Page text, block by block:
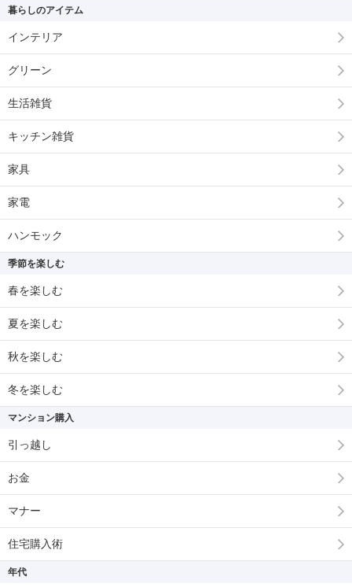
暮らしのアイテム
インテリア
グリーン
生活雑貨
キッチン雑貨
家具
家電
ハンモック
季節を楽しむ
春を楽しむ
夏を楽しむ
秋を楽しむ
冬を楽しむ
マンション購入
引っ越し
お金
マナー
住宅購入術
年代